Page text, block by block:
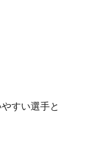
すい選手と